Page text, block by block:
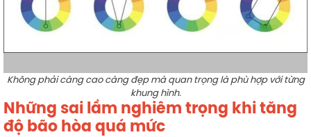
Không phải càng cao càng đẹp mà quan trọng là phù hợp với từng
khung hình.
Những sai lầm nghiêm trọng khi tăng
độ bão hòa quá mức